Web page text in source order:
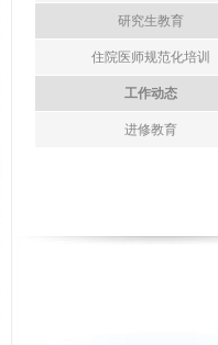
研究生教育
住院医师规范化培训
工作动态
进修教育